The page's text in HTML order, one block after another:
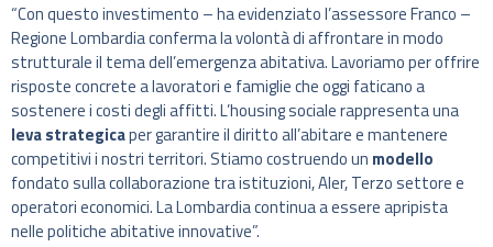
“Con questo investimento – ha evidenziato l’assessore Franco –
Regione Lombardia conferma la volontà di affrontare in modo
strutturale il tema dell’emergenza abitativa. Lavoriamo per offrire
risposte concrete a lavoratori e famiglie che oggi faticano a
sostenere i costi degli affitti. L’housing sociale rappresenta una
leva strategicaper garantire il diritto all’abitare e mantenere
competitivi i nostri territori. Stiamo costruendo un modello
fondato sulla collaborazione tra istituzioni, Aler, Terzo settore e
operatori economici. La Lombardia continua a essere apripista
nelle politiche abitative innovative”.